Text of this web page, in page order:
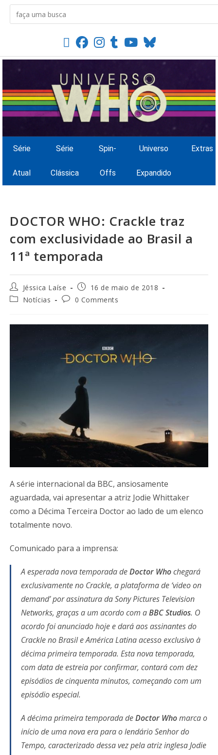
Série
Atual
Série
Clássica
Spin-
Offs
Universo
Expandido
Extras
DOCTOR WHO: Crackle traz
com exclusividade ao Brasil a
11ª temporada
Jéssica Laíse
16 de maio de 2018
Notícias
0 Comments
A série internacional da BBC, ansiosamente
aguardada, vai apresentar a atriz Jodie Whittaker
como a Décima Terceira Doctor ao lado de um elenco
totalmente novo.
Comunicado para a imprensa:
A esperada nova temporada deDoctor Whochegará
exclusivamente no Crackle, a plataforma de ‘video on
demand’ por assinatura da Sony Pictures Television
Networks, graças a um acordo com aBBC Studios. O
acordo foi anunciado hoje e dará aos assinantes do
Crackle no Brasil e América Latina acesso exclusivo à
décima primeira temporada. Esta nova temporada,
com data de estreia por confirmar, contará com dez
episódios de cinquenta minutos, começando com um
episódio especial.
A décima primeira temporada deDoctor Whomarca o
início de uma nova era para o lendário Senhor do
Tempo, caracterizado dessa vez pela atriz inglesa Jodie